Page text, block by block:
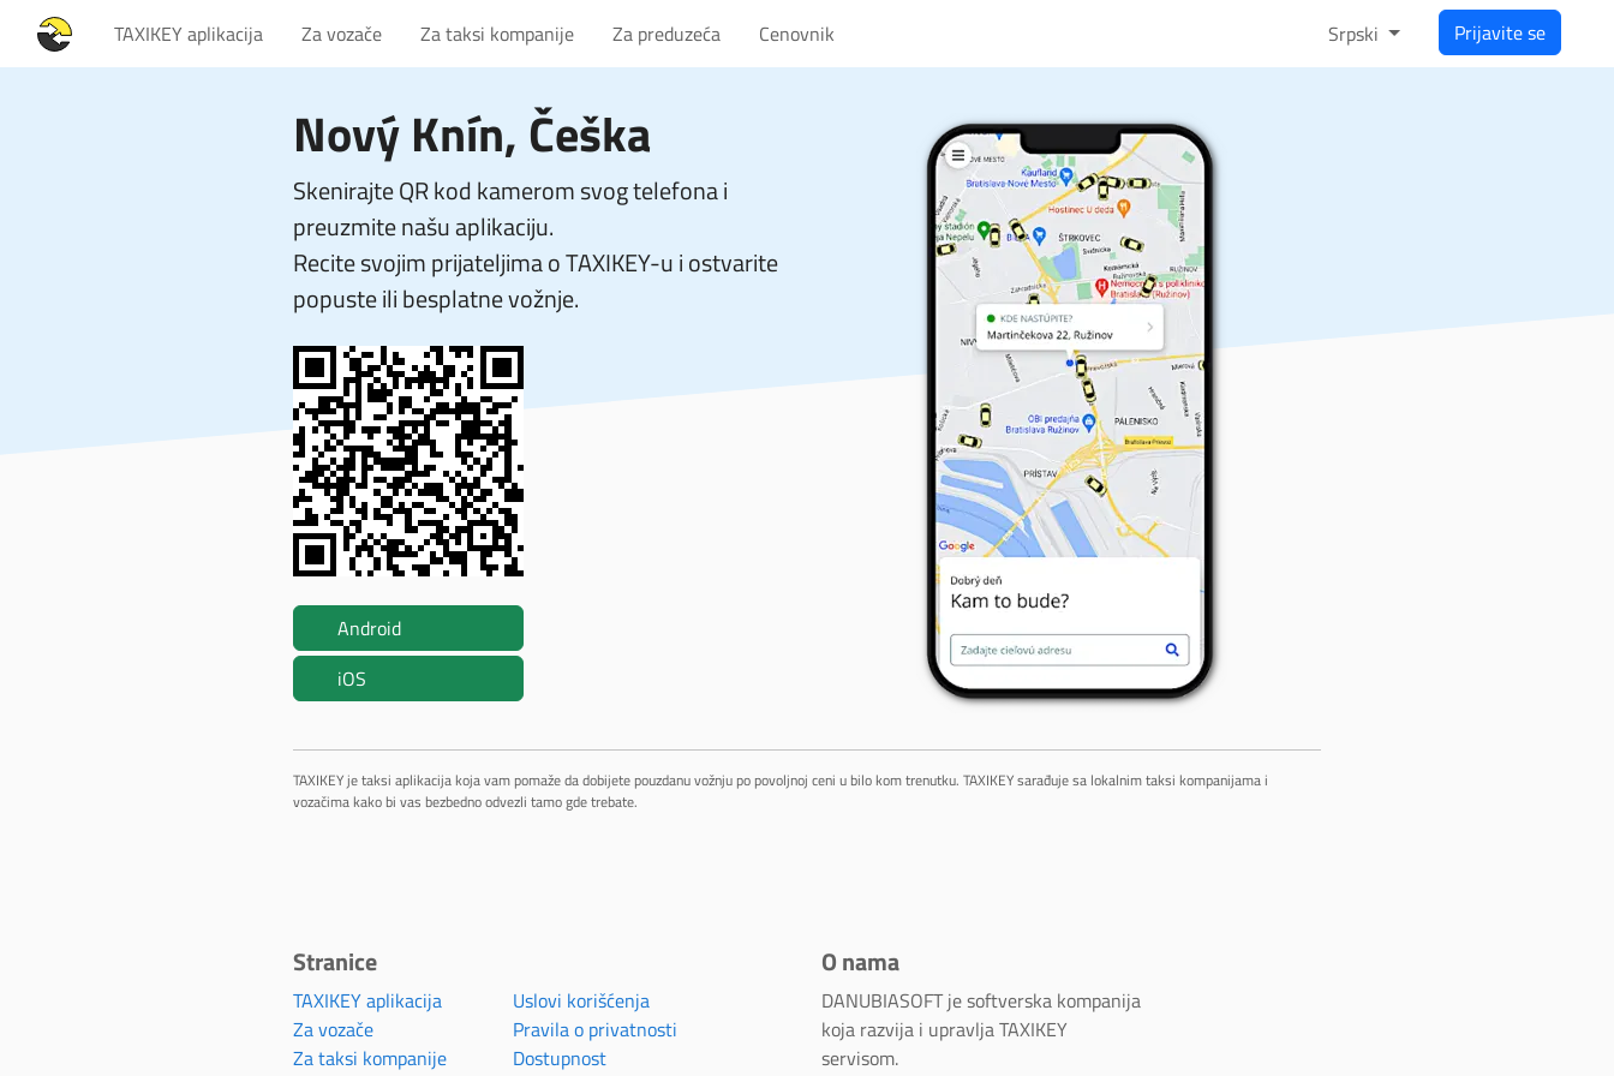
TAXIKEY aplikacija Za vozače Za taksi kompanije Za preduzeća Cenovnik Srpski Prijavite se
Nový Knín, Češka
Skenirajte QR kod kamerom svog telefona i
preuzmite našu aplikaciju.
Recite svojim prijateljima o TAXIKEY-u i ostvarite
popuste ili besplatne vožnje.
Android
iOS
TAXIKEY je taksi aplikacija koja vam pomaže da dobijete pouzdanu vožnju po povoljnoj ceni u bilo kom trenutku. TAXIKEY sarađuje sa lokalnim taksi kompanijama i
vozačima kako bi vas bezbedno odvezli tamo gde trebate.
Stranice
TAXIKEY aplikacija
Za vozače
Za taksi kompanije
Uslovi korišćenja
Pravila o privatnosti
Dostupnost
O nama
DANUBIASOFT je softverska kompanija
koja razvija i upravlja TAXIKEY
servisom.